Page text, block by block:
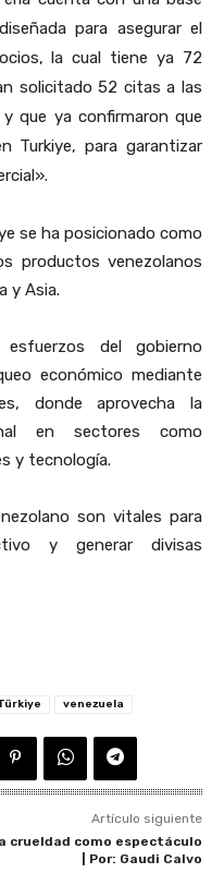
para asegurar el
la cual tiene ya 72
solicitado 52 citas a las
que ya confirmaron que
Turkiye, para garantizar
se ha posicionado como
productos venezolanos
y Asia.
del gobierno
económico mediante
donde aprovecha la
en sectores como
y tecnología.
son vitales para
y generar divisas
venezuela
Artículo siguiente
crueldad como espectáculo
| Por: Gaudi Calvo